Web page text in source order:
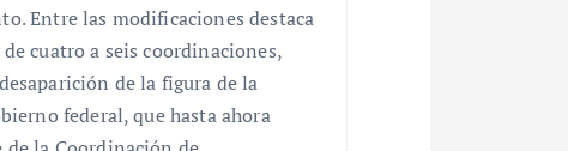
Entre las modificaciones destaca
cuatro a seis coordinaciones,
de la figura de la
federal, que hasta ahora